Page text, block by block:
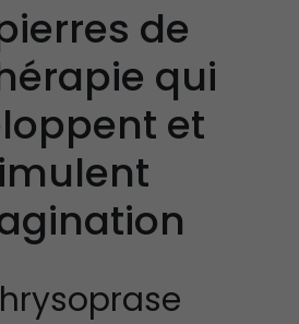
de
qui
et
Propriétés et
de l’héliodore
du spinelle